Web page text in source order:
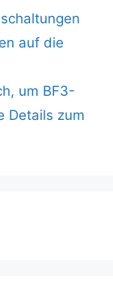
auf die
um BF3-
Details zum